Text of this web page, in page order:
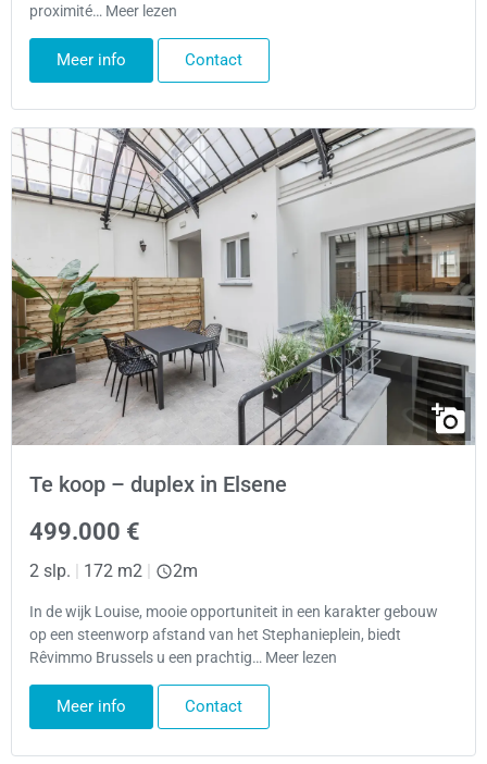
proximité… Meer lezen
Meer info Contact
Te koop – duplex in Elsene
499.000 €
2 slp. 172 m2 2m
In de wijk Louise, mooie opportuniteit in een karakter gebouw
op een steenworp afstand van het Stephanieplein, biedt
Rêvimmo Brussels u een prachtig… Meer lezen
Meer info Contact